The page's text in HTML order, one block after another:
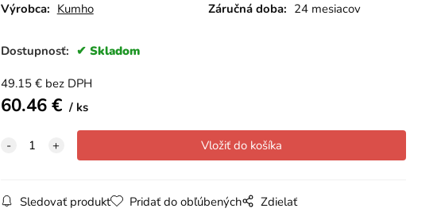
Výrobca: Kumho Záručná doba: 24 mesiacov
Dostupnosť: Skladom
49.15€ bez DPH
60.46€ ks
Sledovať produkt Pridať do obľúbených Zdielať